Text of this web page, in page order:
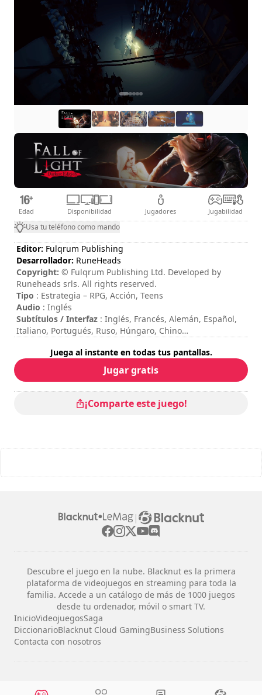
Edad Disponibilidad Jugadores Jugabilidad
Usa tu teléfono como mando
Editor: Fulqrum Publishing
Desarrollador: RuneHeads
Copyright: © Fulqrum Publishing Ltd. Developed by
Runeheads srls. All rights reserved.
Tipo : Estrategia – RPG, Acción, Teens
Audio : Inglés
Subtítulos / Interfaz : Inglés, Francés, Alemán, Español,
Italiano, Portugués, Ruso, Húngaro, Chino
Duración total : 13h
Dificultad
Valoración
: Xbox Tavern : 8/10
Se puede ver los controles en las opciones del juego.
Juega al instante en todas tus pantallas.
Jugar gratis
¡Comparte este juego!
|
Descubre el juego en la nube. Blacknut es la primera
plataforma de videojuegos en streaming para toda la
familia. Accede a un catálogo de más de 1000 juegos
desde tu ordenador, móvil o smart TV.
InicioVideojuegosSaga
DiccionarioBlacknut Cloud GamingBusiness Solutions
Contacta con nosotros
Avisos legales